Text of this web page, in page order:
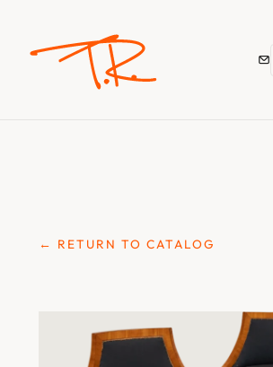
← RETURN TO CATALOG